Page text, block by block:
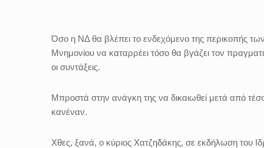
Όσο η ΝΔ θα βλέπει το ενδεχόμενο της περικοπής
Μνημονίου να καταρρέει τόσο θα βγάζει τον
οι συντάξεις.
Μπροστά στην ανάγκη της να δικαιωθεί μετά από
κανέναν.
Χθες, ξανά, ο κύριος Χατζηδάκης, σε εκδήλωση του